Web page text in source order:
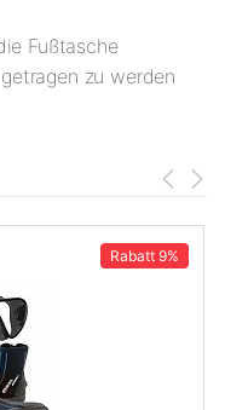
Fußtasche
zu werden
Rabatt 9%